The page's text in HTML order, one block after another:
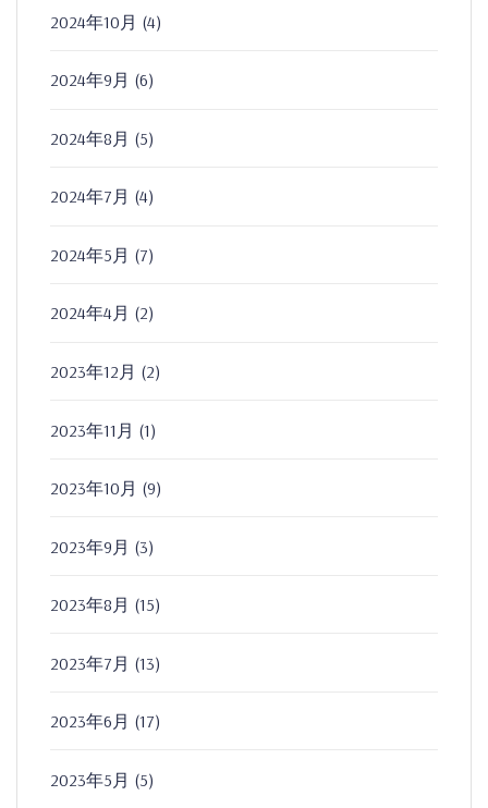
2024年10月 (4)
2024年9月 (6)
2024年8月 (5)
2024年7月 (4)
2024年5月 (7)
2024年4月 (2)
2023年12月 (2)
2023年11月 (1)
2023年10月 (9)
2023年9月 (3)
2023年8月 (15)
2023年7月 (13)
2023年6月 (17)
2023年5月 (5)